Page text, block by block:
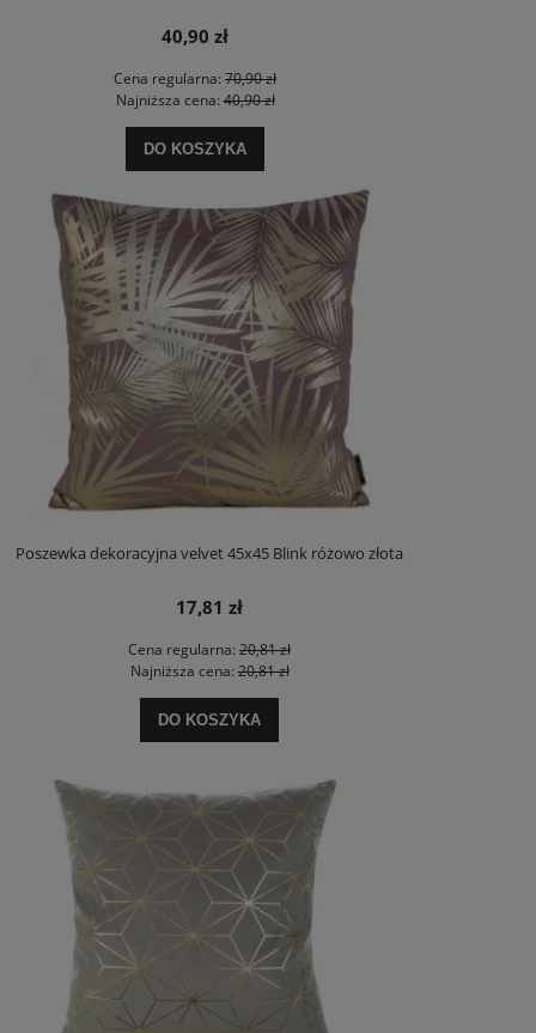
40,90 zł
Cena regularna: 70,90 zł
Najniższa cena:40,90 zł
DO KOSZYKA
Poszewka dekoracyjna velvet 45x45 Blink różowo złota
17,81 zł
Cena regularna: 20,81 zł
Najniższa cena:20,81 zł
DO KOSZYKA